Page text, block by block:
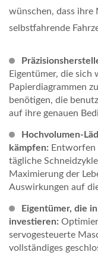
wünschen, dass ihre
selbstfahrende
Eigentümer, die sich
Papierdiagrammen
benötigen, die
auf ihre genauen
Hochvolumen-
kämpfen:
tägliche
Maximierung der
Auswirkungen auf
Eigentümer, die
investieren:
servogesteuerte
vollständiges